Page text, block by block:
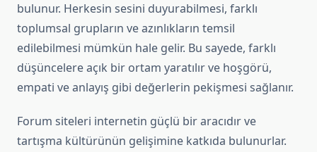
bulunur. Herkesin sesini duyurabilmesi, farklı
toplumsal grupların ve azınlıkların temsil
edilebilmesi mümkün hale gelir. Bu sayede, farklı
düşüncelere açık bir ortam yaratılır ve hoşgörü,
empati ve anlayış gibi değerlerin pekişmesi sağlanır.
Forum siteleri internetin güçlü bir aracıdır ve
tartışma kültürünün gelişimine katkıda bulunurlar.